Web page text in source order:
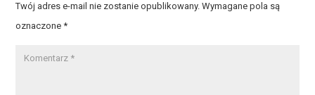
Twój adres e-mail nie zostanie opublikowany. Wymagane pola są
oznaczone*